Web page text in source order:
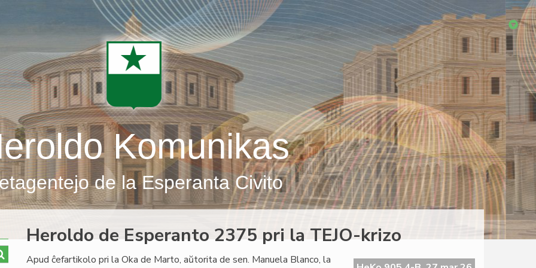
Komunikas
de la Esperanta Civito
Heroldo de Esperanto 2375 pri la TEJO-krizo
Apud ĉefartikolo pri la Oka de Marto, aŭtorita de sen. Manuela Blanco, la